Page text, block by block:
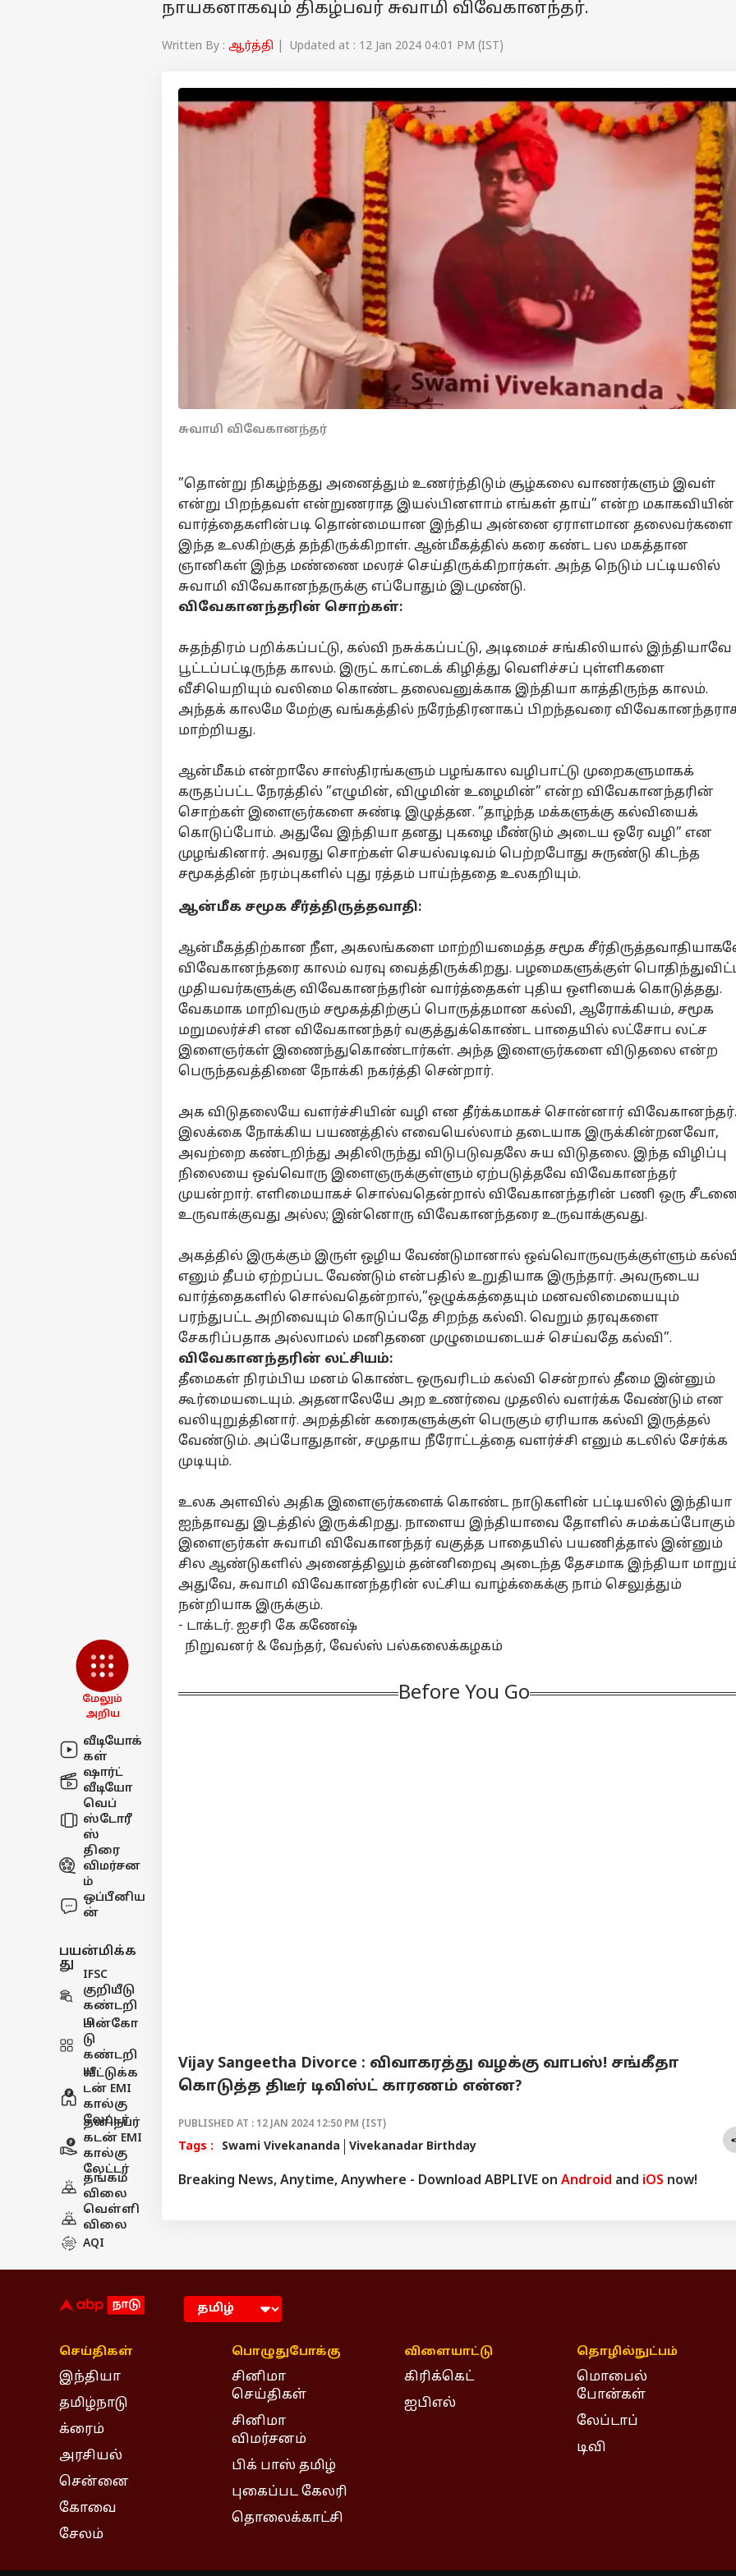
மேலும்
அறிய
வீடியோக்
கள்
ஷார்ட்
வீடியோ
வெப்
ஸ்டோரீ
ஸ்
திரை
விமர்சன
ம்
ஒப்பீனிய
ன்
பயன்மிக்க
து
IFSC
குறியீடு
கண்டறி
ய
பின்கோ
டு
கண்டறி
ய
வீட்டுக்க
டன் EMI
கால்கு
லேட்டர்
தனிநபர்
கடன் EMI
கால்கு
லேட்டர்
தங்கம்
விலை
வெள்ளி
விலை
AQI
நாயகனாகவும் திகழ்பவர் சுவாமி விவேகானந்தர்.
Written By : ஆர்த்தி | Updated at : 12 Jan 2024 04:01 PM (IST)
சுவாமி விவேகானந்தர்
”தொன்று நிகழ்ந்தது அனைத்தும் உணர்ந்திடும் சூழ்கலை வாணர்களும் இவள்
என்று பிறந்தவள் என்றுணராத இயல்பினளாம் எங்கள் தாய்” என்ற மகாகவியின்
வார்த்தைகளின்படி தொன்மையான இந்திய அன்னை ஏராளமான தலைவர்களை
இந்த உலகிற்குத் தந்திருக்கிறாள். ஆன்மீகத்தில் கரை கண்ட பல மகத்தான
ஞானிகள் இந்த மண்ணை மலரச் செய்திருக்கிறார்கள். அந்த நெடும் பட்டியலில்
சுவாமி விவேகானந்தருக்கு எப்போதும் இடமுண்டு.
விவேகானந்தரின் சொற்கள்:
சுதந்திரம் பறிக்கப்பட்டு, கல்வி நசுக்கப்பட்டு, அடிமைச் சங்கிலியால் இந்தியாவே
பூட்டப்பட்டிருந்த காலம். இருட் காட்டைக் கிழித்து வெளிச்சப் புள்ளிகளை
வீசியெறியும் வலிமை கொண்ட தலைவனுக்காக இந்தியா காத்திருந்த காலம்.
அந்தக் காலமே மேற்கு வங்கத்தில் நரேந்திரனாகப் பிறந்தவரை
மாற்றியது.
ஆன்மீகம் என்றாலே சாஸ்திரங்களும் பழங்கால வழிபாட்டு முறைகளுமாகக்
கருதப்பட்ட நேரத்தில் ”எழுமின், விழுமின் உழைமின்” என்ற விவேகானந்தரின்
சொற்கள் இளைஞர்களை சுண்டி இழுத்தன. ”தாழ்ந்த மக்களுக்கு கல்வியைக்
கொடுப்போம். அதுவே இந்தியா தனது புகழை மீண்டும் அடைய ஒரே வழி” என
முழங்கினார். அவரது சொற்கள் செயல்வடிவம் பெற்றபோது சுருண்டு கிடந்த
சமூகத்தின் நரம்புகளில் புது ரத்தம் பாய்ந்ததை உலகறியும்.
ஆன்மீக சமூக சீர்த்திருத்தவாதி:
ஆன்மீகத்திற்கான நீள, அகலங்களை மாற்றியமைத்த சமூக
விவேகானந்தரை காலம் வரவு வைத்திருக்கிறது. பழமைகளுக்குள்
முதியவர்களுக்கு விவேகானந்தரின் வார்த்தைகள் புதிய ஒளியைக் கொடுத்தது.
வேகமாக மாறிவரும் சமூகத்திற்குப் பொருத்தமான கல்வி, ஆரோக்கியம், சமூக
மறுமலர்ச்சி என விவேகானந்தர் வகுத்துக்கொண்ட பாதையில் லட்சோப லட்ச
இளைஞர்கள் இணைந்துகொண்டார்கள். அந்த இளைஞர்களை விடுதலை என்ற
பெருந்தவத்தினை நோக்கி நகர்த்தி சென்றார்.
அக விடுதலையே வளர்ச்சியின் வழி என தீர்க்கமாகச் சொன்னார் விவேகானந்தர்.
இலக்கை நோக்கிய பயணத்தில் எவையெல்லாம் தடையாக இருக்கின்றனவோ,
அவற்றை கண்டறிந்து அதிலிருந்து விடுபடுவதலே சுய விடுதலை. இந்த விழிப்பு
நிலையை ஒவ்வொரு இளைஞருக்குள்ளும் ஏற்படுத்தவே விவேகானந்தர்
முயன்றார். எளிமையாகச் சொல்வதென்றால் விவேகானந்தரின் பணி ஒரு
உருவாக்குவது அல்ல; இன்னொரு விவேகானந்தரை உருவாக்குவது.
அகத்தில் இருக்கும் இருள் ஒழிய வேண்டுமானால் ஒவ்வொருவருக்குள்ளும்
எனும் தீபம் ஏற்றப்பட வேண்டும் என்பதில் உறுதியாக இருந்தார். அவருடைய
வார்த்தைகளில் சொல்வதென்றால்,”ஒழுக்கத்தையும் மனவலிமையையும்
பரந்துபட்ட அறிவையும் கொடுப்பதே சிறந்த கல்வி. வெறும் தரவுகளை
சேகரிப்பதாக அல்லாமல் மனிதனை முழுமையடையச் செய்வதே கல்வி”.
விவேகானந்தரின் லட்சியம்:
தீமைகள் நிரம்பிய மனம் கொண்ட ஒருவரிடம் கல்வி சென்றால் தீமை இன்னும்
கூர்மையடையும். அதனாலேயே அற உணர்வை முதலில் வளர்க்க வேண்டும் என
வலியுறுத்தினார். அறத்தின் கரைகளுக்குள் பெருகும் ஏரியாக கல்வி இருத்தல்
வேண்டும். அப்போதுதான், சமுதாய நீரோட்டத்தை வளர்ச்சி எனும் கடலில் சேர்க்க
முடியும்.
உலக அளவில் அதிக இளைஞர்களைக் கொண்ட நாடுகளின் பட்டியலில் இந்தியா
ஐந்தாவது இடத்தில் இருக்கிறது. நாளைய இந்தியாவை தோளில் சுமக்கப்போகும்
இளைஞர்கள் சுவாமி விவேகானந்தர் வகுத்த பாதையில் பயணித்தால் இன்னும்
சில ஆண்டுகளில் அனைத்திலும் தன்னிறைவு அடைந்த தேசமாக இந்தியா
அதுவே, சுவாமி விவேகானந்தரின் லட்சிய வாழ்க்கைக்கு நாம் செலுத்தும்
நன்றியாக இருக்கும்.
- டாக்டர். ஐசரி கே கணேஷ்
நிறுவனர் & வேந்தர், வேல்ஸ் பல்கலைக்கழகம்
Before You Go
Vijay Sangeetha Divorce : விவாகரத்து வழக்கு வாபஸ்! சங்கீதா
கொடுத்த திடீர் டிவிஸ்ட் காரணம் என்ன?
PUBLISHED AT : 12 JAN 2024 12:50 PM (IST)
Tags : Swami Vivekananda Vivekanadar Birthday
Breaking News, Anytime, Anywhere - Download ABPLIVE on Android and iOS now!
Hello Guest
விளம்பரம் செய்ய
சுயவிவரம்
வேலைவாய்ப்புகள்
தொடர்புகொள்ள
கருத்துக்கேட்பு
தனியுரிமை
LOGIN
பர்சனல் கார்னர்
முக்கிய கட்டுரைகள் டாப் ரீல்ஸ்
அரசியல்
”தவெக அரசை
நாயுடன் ஒப்பிட்டு
பேச்சு” பாஜக
கூட்டணியை உறுதி
அரசியல்
DMKவினர் தூங்கிக்
கொண்டு
இருந்தார்களா?
பஞ்ச்
அமைச்சர் ரமேஷ்
அதிரடி கேள்விகள்
காவிரி விவகாரம் -
கருணாநிதியை
குத்திக்காட்டிய
விஜய்..! 1969ல்
சட்டமன்ற
குறிப்புகள் இதோ..!
நாட்டின் மலிவான
ஆட்டோமேடிக்
சிஎன்ஜி எஸ்யுவி -
விலை, மைலேஜ்,
அம்சங்கள்,
வசதிகள்
TVK Vijay:
அதிமுகவில்
இருந்து
விஜய் எடுத்த
முடிவு.. கொதிக்கும்
தவெக
தொண்டர்கள்!
Sekar Babu: சாவின்
விளிம்பிலும்
ஸ்டாலின் வாழ்க
தான்.. கட்சி மாறும்
சேகர்பாபு
திட்டவட்டம்!
செய்திகள்
இந்தியா
தமிழ்நாடு
க்ரைம்
அரசியல்
சென்னை
கோவை
சேலம்
பொழுதுபோக்கு
சினிமா
செய்திகள்
சினிமா
விமர்சனம்
பிக் பாஸ் தமிழ்
புகைப்பட கேலரி
தொலைக்காட்சி
விளையாட்டு
கிரிக்கெட்
ஐபிஎல்
தொழில்நுட்பம்
மொபைல்
போன்கள்
லேப்டாப்
டிவி